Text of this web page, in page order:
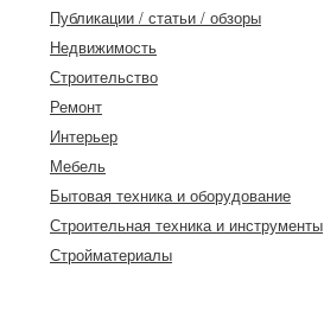
Публикации / статьи / обзоры
Недвижимость
Строительство
Ремонт
Интерьер
Мебель
Бытовая техника и оборудование
Строительная техника и инструменты
Стройматериалы